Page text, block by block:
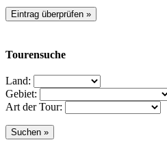
Tourensuche
Land:
Gebiet:
Art der Tour: